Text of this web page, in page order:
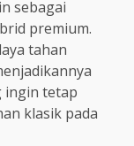
sebagai
premium.
tahan
ingin tetap
klasik pada